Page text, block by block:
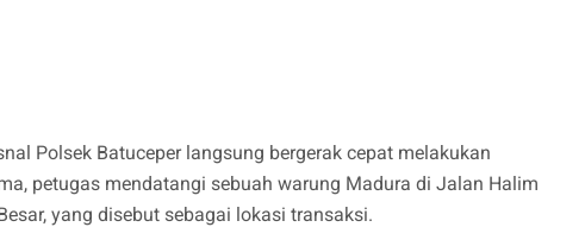
Polsek Batuceper langsung bergerak cepat melakukan
petugas mendatangi sebuah warung Madura di Jalan Halim
yang disebut sebagai lokasi transaksi.